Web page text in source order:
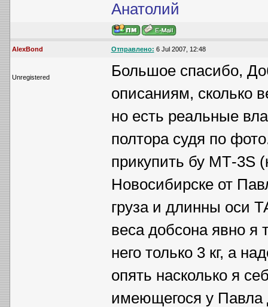
Анатолий
AlexBond Отправлено: 6 Jul 2007, 12:48
Unregistered
Большое спасибо,
описаниям, сколько
но есть реальные
полтора судя по
прикупить бу МТ-3S
Новосибирске от
груза и длинны оси
веса добсона явно я
него только 3 кг, а
опять насколько я
имеющегося у